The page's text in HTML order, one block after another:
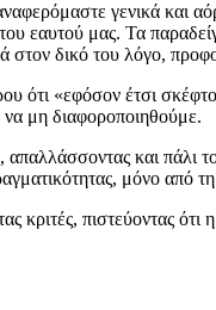
γενικά και
εαυτού μας. Τα
στον δικό του λόγο,
ότι «εφόσον έτσι
μη διαφοροποιηθούμε.
και πάλι
μόνο από
πιστεύοντας ότι